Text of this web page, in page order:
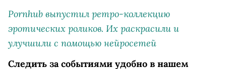
Pornhub выпустил ретро-коллекцию
эротических роликов. Их раскрасили и
улучшили с помощью нейросетей
Следить за событиями удобно в нашем